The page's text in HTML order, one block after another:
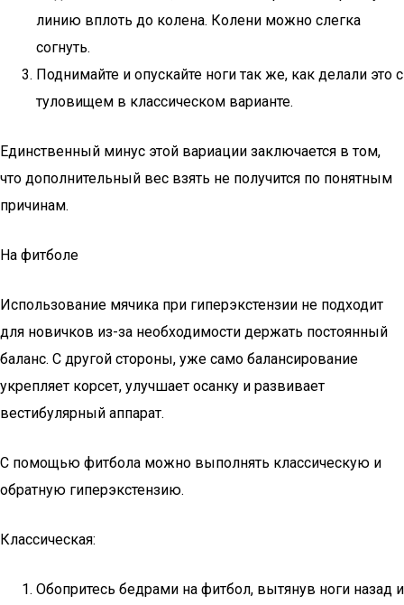
линию вплоть до колена. Колени можно слегка
согнуть.
Поднимайте и опускайте ноги так же, как делали это с
туловищем в классическом варианте.
Единственный минус этой вариации заключается в том,
что дополнительный вес взять не получится по понятным
причинам.
На фитболе
Использование мячика при гиперэкстензии не подходит
для новичков из-за необходимости держать постоянный
баланс. С другой стороны, уже само балансирование
укрепляет корсет, улучшает осанку и развивает
вестибулярный аппарат.
С помощью фитбола можно выполнять классическую и
обратную гиперэкстензию.
Классическая:
Обопритесь бедрами на фитбол, вытянув ноги назад и